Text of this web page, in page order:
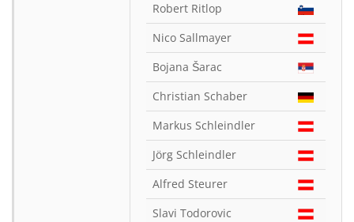
Robert Ritlop
Nico Sallmayer
Bojana Šarac
Christian Schaber
Markus Schleindler
Jörg Schleindler
Alfred Steurer
Slavi Todorovic